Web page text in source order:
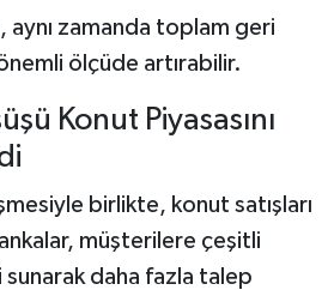
aynı zamanda toplam geri
ölçüde artırabilir.
Konut Piyasasını
birlikte, konut satışları
müşterilere çeşitli
daha fazla talep